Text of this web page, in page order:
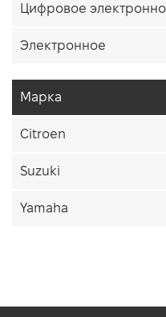
Цифровое
Электронное
Марка
Citroen
Suzuki
Yamaha